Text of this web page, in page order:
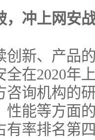
，冲上网安
创新、产品
全在2020年
咨询机构的
能等方面
有率排名第